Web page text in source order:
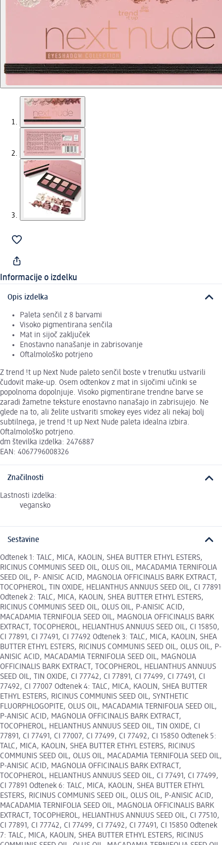
Informacije o izdelku
Opis izdelka
Paleta senčil z 8 barvami
Visoko pigmentirana senčila
Mat in sijoč zaključek
Enostavno nanašanje in zabrisovanje
Oftalmološko potrjeno
Z trend !t up Next Nude paleto senčil boste v trenutku ustvarili
čudovit make-up. Osem odtenkov z mat in sijočimi učinki se
popolnoma dopolnjuje. Visoko pigmentirane trendne barve se
zaradi žametne teksture enostavno nanašajo in zabrisujejo. Ne
glede na to, ali želite ustvariti smokey eyes videz ali nekaj bolj
subtilnega, je trend !t up Next Nude paleta idealna izbira.
Oftalmološko potrjeno.
dm številka izdelka: 2476887
EAN: 4067796008326
Značilnosti
Lastnosti izdelka:
vegansko
Sestavine
Odtenek 1: TALC, MICA, KAOLIN, SHEA BUTTER ETHYL ESTERS,
RICINUS COMMUNIS SEED OIL, OLUS OIL, MACADAMIA TERNIFOLIA
SEED OIL, P- ANISIC ACID, MAGNOLIA OFFICINALIS BARK EXTRACT,
TOCOPHEROL, TIN OXIDE, HELIANTHUS ANNUUS SEED OIL, CI 77891
Odtenek 2: TALC, MICA, KAOLIN, SHEA BUTTER ETHYL ESTERS,
RICINUS COMMUNIS SEED OIL, OLUS OIL, P-ANISIC ACID,
MACADAMIA TERNIFOLIA SEED OIL, MAGNOLIA OFFICINALIS BARK
EXTRACT, TOCOPHEROL, HELIANTHUS ANNUUS SEED OIL, CI 15850,
CI 77891, CI 77491, CI 77492 Odtenek 3: TALC, MICA, KAOLIN, SHEA
BUTTER ETHYL ESTERS, RICINUS COMMUNIS SEED OIL, OLUS OIL, P-
ANISIC ACID, MACADAMIA TERNIFOLIA SEED OIL, MAGNOLIA
OFFICINALIS BARK EXTRACT, TOCOPHEROL, HELIANTHUS ANNUUS
SEED OIL, TIN OXIDE, CI 77742, CI 77891, CI 77499, CI 77491, CI
77492, CI 77007 Odtenek 4: TALC, MICA, KAOLIN, SHEA BUTTER
ETHYL ESTERS, RICINUS COMMUNIS SEED OIL, SYNTHETIC
FLUORPHLOGOPITE, OLUS OIL, MACADAMIA TERNIFOLIA SEED OIL,
P-ANISIC ACID, MAGNOLIA OFFICINALIS BARK EXTRACT,
TOCOPHEROL, HELIANTHUS ANNUUS SEED OIL, TIN OXIDE, CI
77891, CI 77491, CI 77007, CI 77499, CI 77492, CI 15850 Odtenek 5:
TALC, MICA, KAOLIN, SHEA BUTTER ETHYL ESTERS, RICINUS
COMMUNIS SEED OIL, OLUS OIL, MACADAMIA TERNIFOLIA SEED OIL,
P-ANISIC ACID, MAGNOLIA OFFICINALIS BARK EXTRACT,
TOCOPHEROL, HELIANTHUS ANNUUS SEED OIL, CI 77491, CI 77499,
CI 77891 Odtenek 6: TALC, MICA, KAOLIN, SHEA BUTTER ETHYL
ESTERS, RICINUS COMMUNIS SEED OIL, OLUS OIL, P-ANISIC ACID,
MACADAMIA TERNIFOLIA SEED OIL, MAGNOLIA OFFICINALIS BARK
EXTRACT, TOCOPHEROL, HELIANTHUS ANNUUS SEED OIL, CI 77510,
CI 77891, CI 77742, CI 77499, CI 77492, CI 77491, CI 15850 Odtenek
7: TALC, MICA, KAOLIN, SHEA BUTTER ETHYL ESTERS, RICINUS